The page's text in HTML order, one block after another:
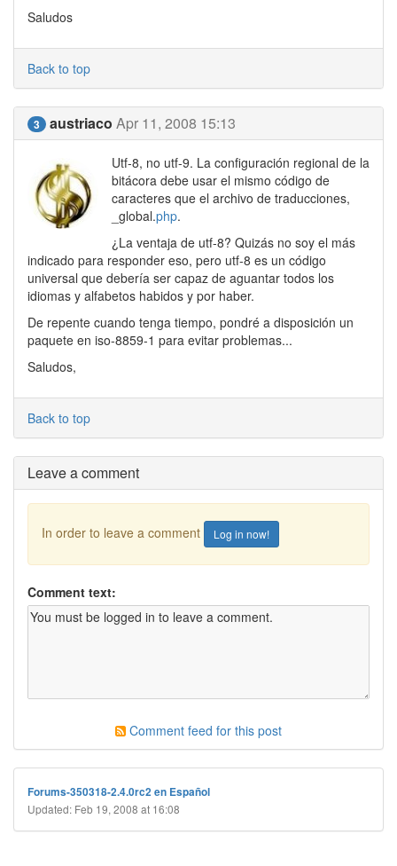
Saludos
Back to top
3 austriaco Apr 11, 2008 15:13
Utf-8, no utf-9. La configuración regional de la
bitácora debe usar el mismo código de
caracteres que el archivo de traducciones,
_global.php.
¿La ventaja de utf-8? Quizás no soy el más
indicado para responder eso, pero utf-8 es un código
universal que debería ser capaz de aguantar todos los
idiomas y alfabetos habidos y por haber.
De repente cuando tenga tiempo, pondré a disposición un
paquete en iso-8859-1 para evitar problemas...
Saludos,
Back to top
Leave a comment
In order to leave a comment Log in now!
Comment text:
Comment feed for this post
Forums-350318-2.4.0rc2 en Español
Updated: Feb 19, 2008 at 16:08